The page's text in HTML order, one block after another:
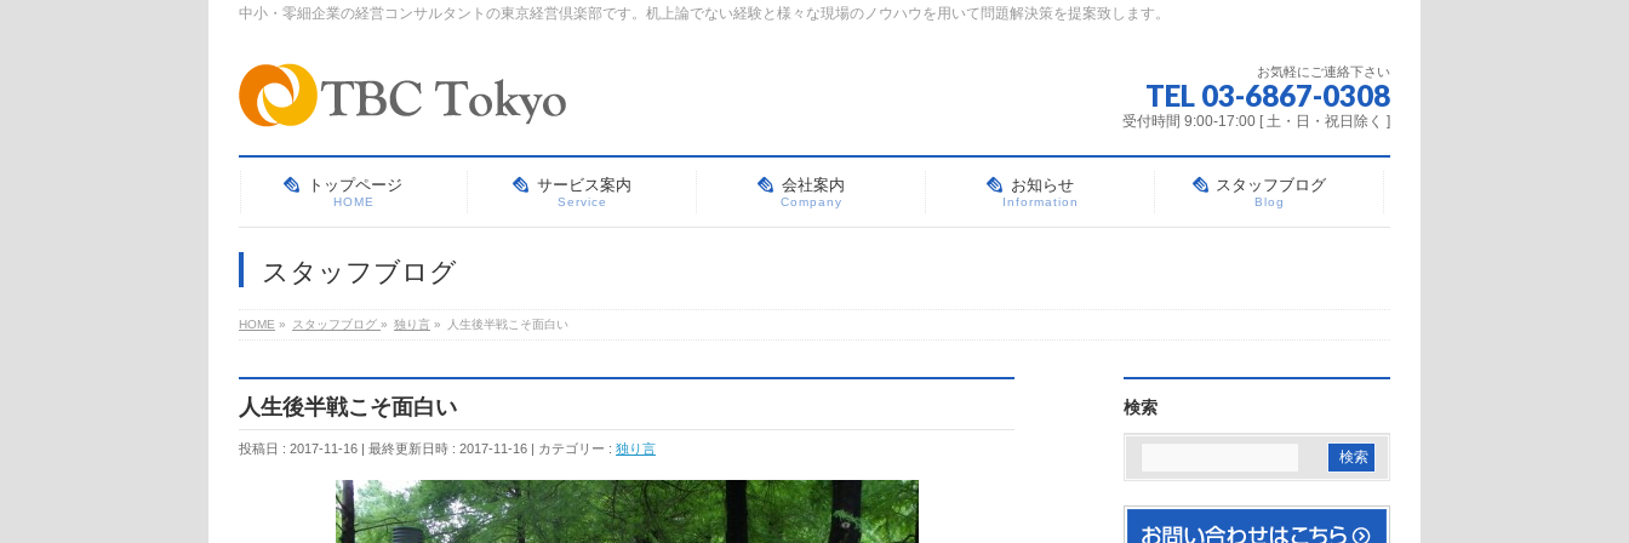
中小・零細企業の経営コンサルタントの東京経営倶楽部です。机上論でない経験と様々な現場のノウハウを用いて問題解決策を提案致します。
お気軽にご連絡下さい
TEL 03-6867-0308
受付時間 9:00-17:00 [ 土・日・祝日除く ]
トップページ
HOME
サービス案内
Service
会社案内
Company
お知らせ
Information
スタッフブログ
Blog
スタッフブログ
HOME » スタッフブログ » 独り言 » 人生後半戦こそ面白い
人生後半戦こそ面白い
投稿日 : 2017-11-16 最終更新日時 : 2017-11-16 カテゴリー : 独り言
検索